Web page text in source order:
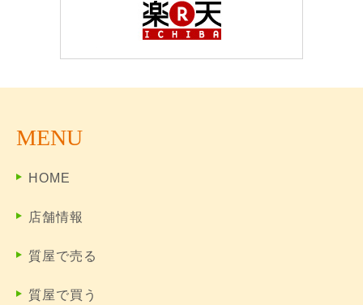
MENU
HOME
店舗情報
質屋で売る
質屋で買う